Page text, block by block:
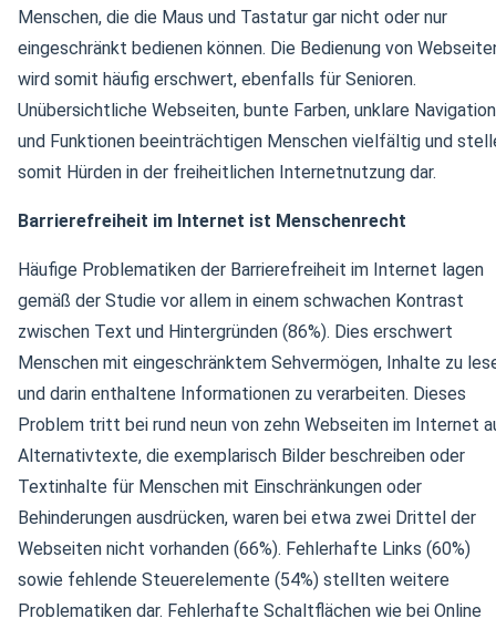
Menschen, die die Maus und Tastatur gar nicht oder nur
eingeschränkt bedienen können. Die Bedienung von
wird somit häufig erschwert, ebenfalls für Senioren.
Unübersichtliche Webseiten, bunte Farben, unklare Navigation
und Funktionen beeinträchtigen Menschen vielfältig und
somit Hürden in der freiheitlichen Internetnutzung dar.
Barrierefreiheit im Internet ist Menschenrecht
Häufige Problematiken der Barrierefreiheit im Internet lagen
gemäß der Studie vor allem in einem schwachen Kontrast
zwischen Text und Hintergründen (86%). Dies erschwert
Menschen mit eingeschränktem Sehvermögen, Inhalte zu
und darin enthaltene Informationen zu verarbeiten. Dieses
Problem tritt bei rund neun von zehn Webseiten im Internet
Alternativtexte, die exemplarisch Bilder beschreiben oder
Textinhalte für Menschen mit Einschränkungen oder
Behinderungen ausdrücken, waren bei etwa zwei Drittel der
Webseiten nicht vorhanden (66%). Fehlerhafte Links (60%)
sowie fehlende Steuerelemente (54%) stellten weitere
Problematiken dar. Fehlerhafte Schaltflächen wie bei Online